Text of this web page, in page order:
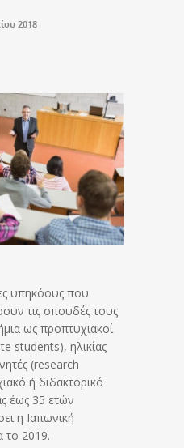
2018
υπηκόους που
τις σπουδές τους
ως προπτυχιακοί
students), ηλικίας
(research
ή διδακτορικό
έως 35 ετών
η Ιαπωνική
το 2019.